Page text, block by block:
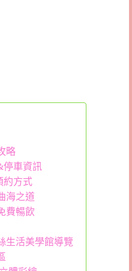
略
停車資訊
約方式
海之道
費暢飲
生活美學館導覽